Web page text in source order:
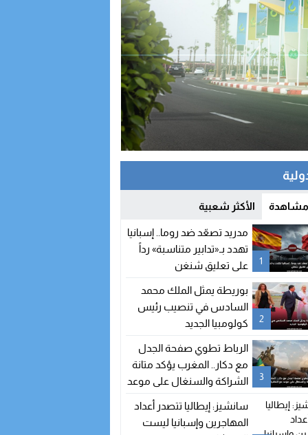
مشاهدة الأكثر شعبية
1
مدريد تصعّد ضد روما.. إسبانيا
تهدد بـ«تدابير متناسبة» رداً
على تعليق شنغن
2
بوريطة يمثل الملك محمد
السادس في تنصيب رئيس
كولومبيا الجديد
3
الرباط تطوي صفحة الجدل
مع دكار.. المغرب يؤكد متانة
الشراكة والسنغال على موعد
سانشيز: إيطاليا تتصدر أعداد
المهاجرين وإسبانيا ليست